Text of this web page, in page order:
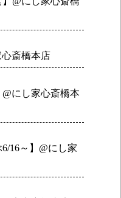
心斎橋本店
@にし家心斎橋本
16～】@にし家